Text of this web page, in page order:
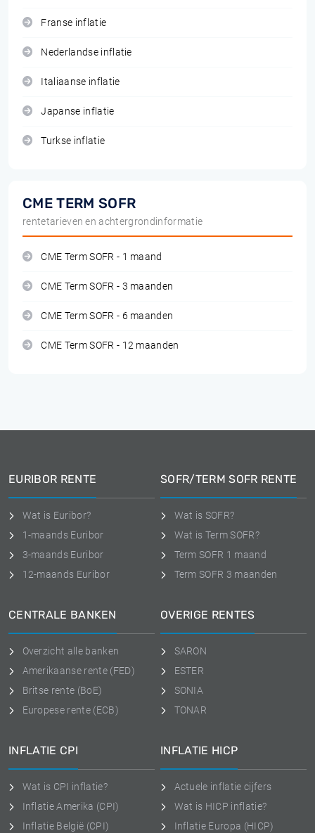
Franse inflatie
Nederlandse inflatie
Italiaanse inflatie
Japanse inflatie
Turkse inflatie
CME TERM SOFR
rentetarieven en achtergrondinformatie
CME Term SOFR - 1 maand
CME Term SOFR - 3 maanden
CME Term SOFR - 6 maanden
CME Term SOFR - 12 maanden
EURIBOR RENTE
Wat is Euribor?
1-maands Euribor
3-maands Euribor
12-maands Euribor
SOFR/TERM SOFR RENTE
Wat is SOFR?
Wat is Term SOFR?
Term SOFR 1 maand
Term SOFR 3 maanden
CENTRALE BANKEN
Overzicht alle banken
Amerikaanse rente (FED)
Britse rente (BoE)
Europese rente (ECB)
OVERIGE RENTES
SARON
ESTER
SONIA
TONAR
INFLATIE CPI
Wat is CPI inflatie?
Inflatie Amerika (CPI)
Inflatie België (CPI)
INFLATIE HICP
Actuele inflatie cijfers
Wat is HICP inflatie?
Inflatie Europa (HICP)